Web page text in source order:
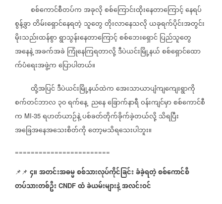
စစ်ကောင်စီတပ်ကအခုလိုစစ်ကြောင်းထိုးနေတာကြောင့်နေရပ်
စွန့်ခွာတိမ်းရှောင်နေရတဲ့ သူတွေတိုးလာနေသလိုယခုရက်ပိုင်းအတွင်း
မိုးသည်းထန်စွာရွာသွန်းနေတာကြောင့်စစ်ဘေးရှောင်ပြည်သူတွေ
အနေနဲ့အခက်အခဲ ကြုံနေကြရတာလို့ဒီပဲယင်းမြို့နယ်စစ်ရှောင်ထော
က်ပံရေးအဖွဲ့ကပြောပါတယ်။
ထို့အပြင်ဒီပဲယင်းမြို့နယ်ထဲကအေးသာယာပျံကျကျေးရွာကို
စက်တင်ဘာလ ၃၀ရက်နေ့ ညနေခြောက်နာရီဝန်းကျင်မှာစစ်ကောင်စီ
က MI-35 ရဟတ်ယာဉ်နဲ့ပစ်ခတ်တိုက်ခိုက်ခဲ့တယ်လို့သိရပြီး
အခြေအနေအသေးစိတ်ကိုတော့မသိရသေးပါဘူး။
========================
📌📌 ၄။အတင်းအဓမ္မစစ်သားလုပ်ကိုင်ခြင်းခံခဲ့ရတဲ့စစ်ကောင်စီ
တပ်သားတစ်ဦး CNDF ထံခဲယမ်းများနဲ့အလင်းဝင်